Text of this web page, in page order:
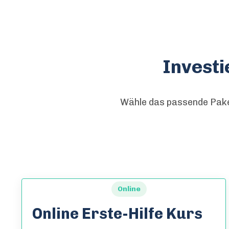
Wähle das passende
Online
Online Erste-Hilfe Kurs